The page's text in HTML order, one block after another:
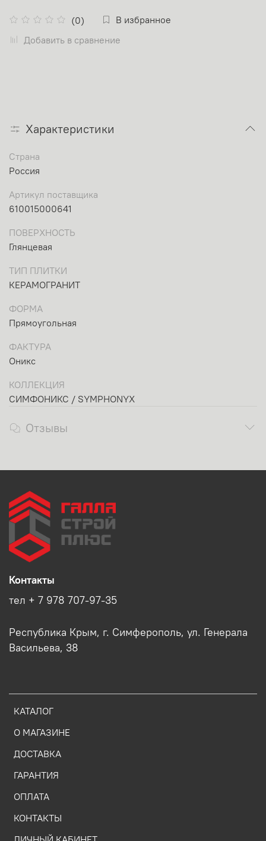
(0)
В избранное
Добавить в сравнение
Характеристики
Страна
Россия
Артикул поставщика
610015000641
ПОВЕРХНОСТЬ
Глянцевая
ТИП ПЛИТКИ
КЕРАМОГРАНИТ
ФОРМА
Прямоугольная
ФАКТУРА
Оникс
КОЛЛЕКЦИЯ
СИМФОНИКС / SYMPHONYX
Отзывы
КАТАЛОГ
О МАГАЗИНЕ
ДОСТАВКА
ГАРАНТИЯ
ОПЛАТА
КОНТАКТЫ
Контакты
тел + 7 978 707-97-35
Республика Крым, г. Симферополь, ул. Генерала
Васильева, 38